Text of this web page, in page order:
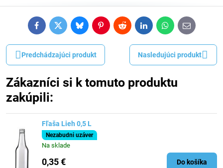
FacebookTwitterBlueskyPinterestRedditLinkedInWhatsApp
E-
mail
Predchádzajúci produkt Nasledujúci produkt
Zákazníci si k tomuto produktu
zakúpili:
Fľaša Lieh 0,5 L
Nezabudni uzáver
Na sklade
0,35 € Do košíka